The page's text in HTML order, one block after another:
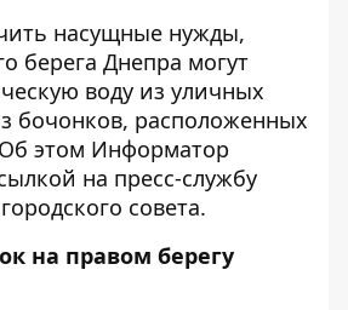
насущные нужды,
берега Днепра могут
воду из уличных
бочонков, расположенных
этом Информатор
на пресс-службу
совета.
на правом берегу